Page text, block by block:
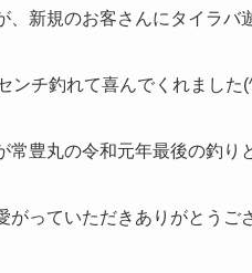
、新規のお客さんにタイラバ
ンチ釣れて喜んでくれました
常豊丸の令和元年最後の釣り
がっていただきありがとうご